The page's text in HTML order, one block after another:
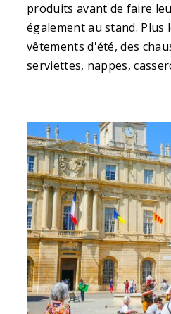
produits avant de faire
également au stand. Plus
vêtements d'été, des
serviettes, nappes,